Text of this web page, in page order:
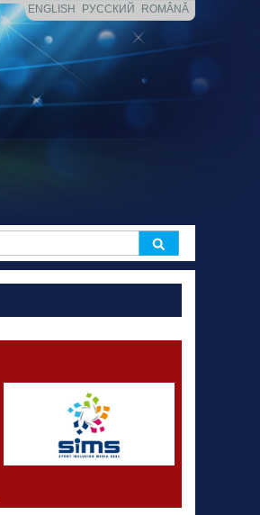
ENGLISH РУССКИЙ ROMÂNĂ